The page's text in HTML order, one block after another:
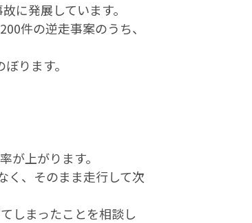
に発展しています。
件の逆走事案のうち、
ります。
上がります。
く、そのまま走行して次
しまったことを相談し